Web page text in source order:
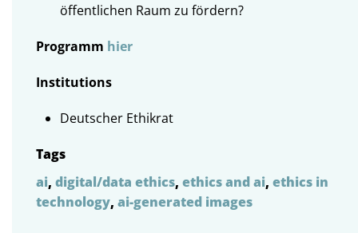
öffentlichen Raum zu fördern?
Programm hier
Institutions
Deutscher Ethikrat
Tags
ai, digital/data ethics, ethics and ai, ethics in
technology, ai-generated images